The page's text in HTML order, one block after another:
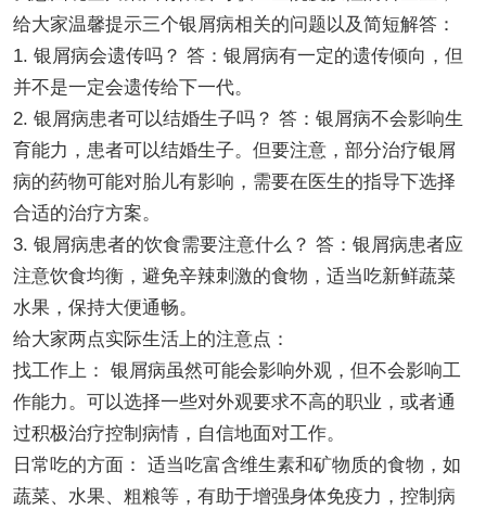
给大家温馨提示三个银屑病相关的问题以及简短解答：
1. 银屑病会遗传吗？ 答：银屑病有一定的遗传倾向，但
并不是一定会遗传给下一代。
2. 银屑病患者可以结婚生子吗？ 答：银屑病不会影响生
育能力，患者可以结婚生子。但要注意，部分治疗银屑
病的药物可能对胎儿有影响，需要在医生的指导下选择
合适的治疗方案。
3. 银屑病患者的饮食需要注意什么？ 答：银屑病患者应
注意饮食均衡，避免辛辣刺激的食物，适当吃新鲜蔬菜
水果，保持大便通畅。
给大家两点实际生活上的注意点：
找工作上： 银屑病虽然可能会影响外观，但不会影响工
作能力。可以选择一些对外观要求不高的职业，或者通
过积极治疗控制病情，自信地面对工作。
日常吃的方面： 适当吃富含维生素和矿物质的食物，如
蔬菜、水果、粗粮等，有助于增强身体免疫力，控制病